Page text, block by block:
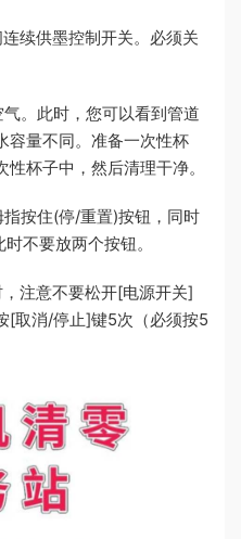
续供墨控制开关。必须关
。此时，您可以看到管道
容量不同。准备一次性杯
杯子中，然后清理干净。
按住(停/重置)按钮，同时
不要放两个按钮。
注意不要松开[电源开关]
[取消/停止]键5次（必须按5